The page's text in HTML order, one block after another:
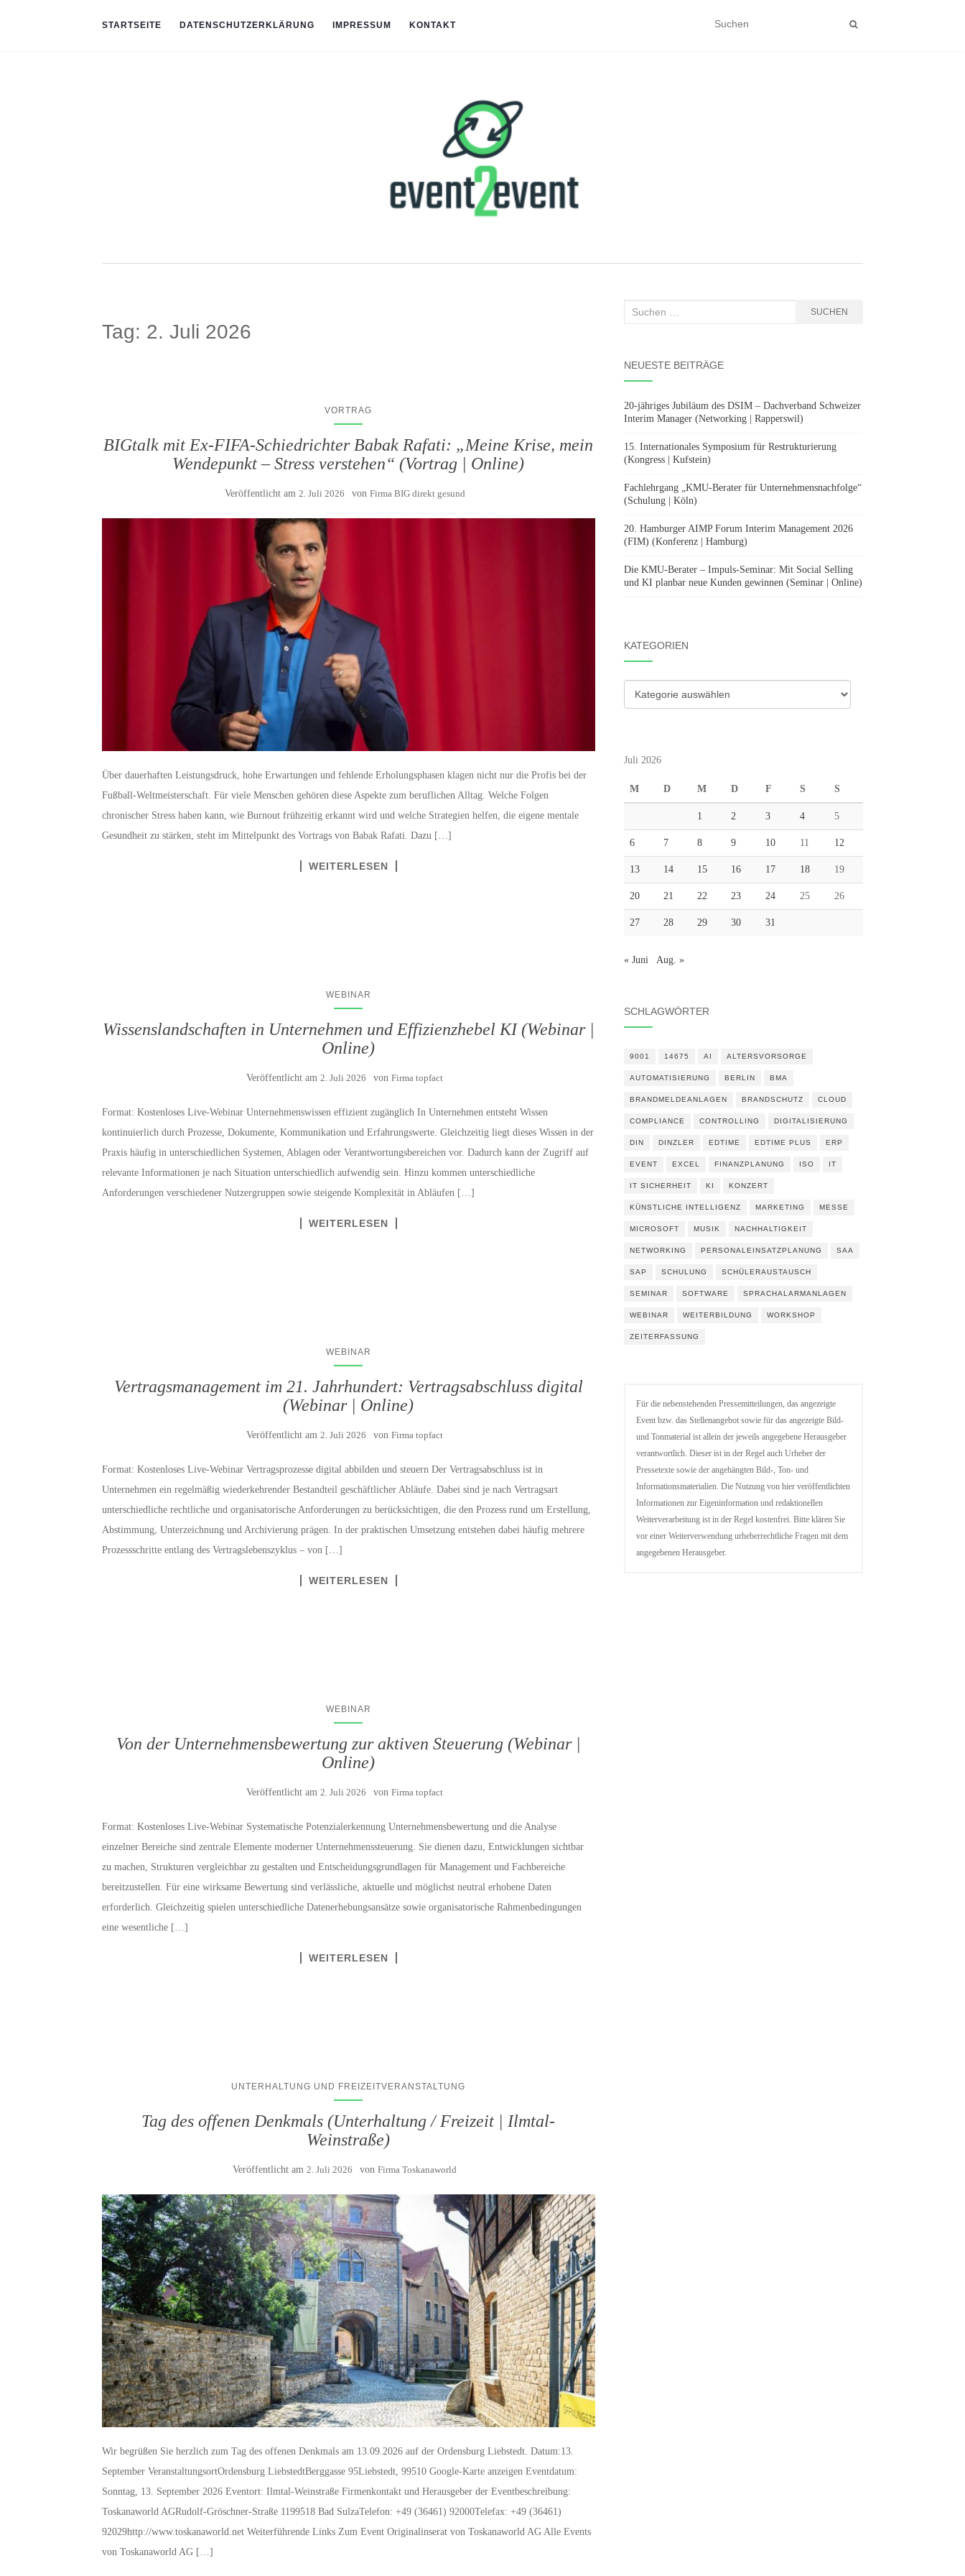
STARTSEITE DATENSCHUTZERKLÄRUNG IMPRESSUM KONTAKT
Tag: 2. Juli 2026
VORTRAG
BIGtalk mit Ex-FIFA-Schiedrichter Babak Rafati: „Meine Krise, mein
Wendepunkt – Stress verstehen“ (Vortrag | Online)
Veröffentlicht am 2. Juli 2026 von Firma BIG direkt gesund
Über dauerhaften Leistungsdruck, hohe Erwartungen und fehlende Erholungsphasen klagen nicht nur die Profis bei der
Fußball-Weltmeisterschaft. Für viele Menschen gehören diese Aspekte zum beruflichen Alltag. Welche Folgen
chronischer Stress haben kann, wie Burnout frühzeitig erkannt wird und welche Strategien helfen, die eigene mentale
Gesundheit zu stärken, steht im Mittelpunkt des Vortrags von Babak Rafati. Dazu […]
WEITERLESEN
WEBINAR
Wissenslandschaften in Unternehmen und Effizienzhebel KI (Webinar |
Online)
Veröffentlicht am 2. Juli 2026 vonFirma topfact
Format: Kostenloses Live-Webinar Unternehmenswissen effizient zugänglich In Unternehmen entsteht Wissen
kontinuierlich durch Prozesse, Dokumente, Kommunikation und Erfahrungswerte. Gleichzeitig liegt dieses Wissen in der
Praxis häufig in unterschiedlichen Systemen, Ablagen oder Verantwortungsbereichen vor. Dadurch kann der Zugriff auf
relevante Informationen je nach Situation unterschiedlich aufwendig sein. Hinzu kommen unterschiedliche
Anforderungen verschiedener Nutzergruppen sowie steigende Komplexität in Abläufen […]
WEITERLESEN
WEBINAR
Vertragsmanagement im 21. Jahrhundert: Vertragsabschluss digital
(Webinar | Online)
Veröffentlicht am 2. Juli 2026 vonFirma topfact
Format: Kostenloses Live-Webinar Vertragsprozesse digital abbilden und steuern Der Vertragsabschluss ist in
Unternehmen ein regelmäßig wiederkehrender Bestandteil geschäftlicher Abläufe. Dabei sind je nach Vertragsart
unterschiedliche rechtliche und organisatorische Anforderungen zu berücksichtigen, die den Prozess rund um Erstellung,
Abstimmung, Unterzeichnung und Archivierung prägen. In der praktischen Umsetzung entstehen dabei häufig mehrere
Prozessschritte entlang des Vertragslebenszyklus – von […]
WEITERLESEN
WEBINAR
Von der Unternehmensbewertung zur aktiven Steuerung (Webinar |
Online)
Veröffentlicht am 2. Juli 2026 vonFirma topfact
Format: Kostenloses Live-Webinar Systematische Potenzialerkennung Unternehmensbewertung und die Analyse
einzelner Bereiche sind zentrale Elemente moderner Unternehmenssteuerung. Sie dienen dazu, Entwicklungen sichtbar
zu machen, Strukturen vergleichbar zu gestalten und Entscheidungsgrundlagen für Management und Fachbereiche
bereitzustellen. Für eine wirksame Bewertung sind verlässliche, aktuelle und möglichst neutral erhobene Daten
erforderlich. Gleichzeitig spielen unterschiedliche Datenerhebungsansätze sowie organisatorische Rahmenbedingungen
eine wesentliche […]
WEITERLESEN
UNTERHALTUNG UND FREIZEITVERANSTALTUNG
Tag des offenen Denkmals (Unterhaltung / Freizeit | Ilmtal-
Weinstraße)
Veröffentlicht am 2. Juli 2026 vonFirma Toskanaworld
Wir begrüßen Sie herzlich zum Tag des offenen Denkmals am 13.09.2026 auf der Ordensburg Liebstedt. Datum:13.
September VeranstaltungsortOrdensburg LiebstedtBerggasse 95Liebstedt, 99510 Google-Karte anzeigen Eventdatum:
Sonntag, 13. September 2026 Eventort: Ilmtal-Weinstraße Firmenkontakt und Herausgeber der Eventbeschreibung:
Toskanaworld AGRudolf-Gröschner-Straße 1199518 Bad SulzaTelefon: +49 (36461) 92000Telefax: +49 (36461)
92029http://www.toskanaworld.net Weiterführende Links Zum Event Originalinserat von Toskanaworld AG Alle Events
von Toskanaworld AG […]
Suchen
SUCHEN
NEUESTE BEITRÄGE
20-jähriges Jubiläum des DSIM – Dachverband Schweizer
Interim Manager (Networking | Rapperswil)
15. Internationales Symposium für Restrukturierung
(Kongress | Kufstein)
Fachlehrgang „KMU-Berater für Unternehmensnachfolge“
(Schulung | Köln)
20. Hamburger AIMP Forum Interim Management 2026
(FIM) (Konferenz | Hamburg)
Die KMU-Berater – Impuls-Seminar: Mit Social Selling
und KI planbar neue Kunden gewinnen (Seminar | Online)
KATEGORIEN
Kategorien
Juli 2026
M D M D F S S
1 2 3 4 5
6 7 8 9 10 11 12
13 14 15 16 17 18 19
20 21 22 23 24 25 26
27 28 29 30 31
« Juni Aug. »
SCHLAGWÖRTER
9001 14675 AI ALTERSVORSORGE
AUTOMATISIERUNG BERLIN BMA
BRANDMELDEANLAGEN BRANDSCHUTZ CLOUD
COMPLIANCE CONTROLLING DIGITALISIERUNG
DIN DINZLER EDTIME EDTIME PLUS ERP
EVENT EXCEL FINANZPLANUNG ISO IT
IT SICHERHEIT KI KONZERT
KÜNSTLICHE INTELLIGENZ MARKETING MESSE
MICROSOFT MUSIK NACHHALTIGKEIT
NETWORKING PERSONALEINSATZPLANUNG SAA
SAP SCHULUNG SCHÜLERAUSTAUSCH
SEMINAR SOFTWARE SPRACHALARMANLAGEN
WEBINAR WEITERBILDUNG WORKSHOP
ZEITERFASSUNG
Für die nebenstehenden Pressemitteilungen, das angezeigte
Event bzw. das Stellenangebot sowie für das angezeigte Bild-
und Tonmaterial ist allein der jeweils angegebene Herausgeber
verantwortlich. Dieser ist in der Regel auch Urheber der
Pressetexte sowie der angehängten Bild-, Ton- und
Informationsmaterialien. Die Nutzung von hier veröffentlichten
Informationen zur Eigeninformation und redaktionellen
Weiterverarbeitung ist in der Regel kostenfrei. Bitte klären Sie
vor einer Weiterverwendung urheberrechtliche Fragen mit dem
angegebenen Herausgeber.